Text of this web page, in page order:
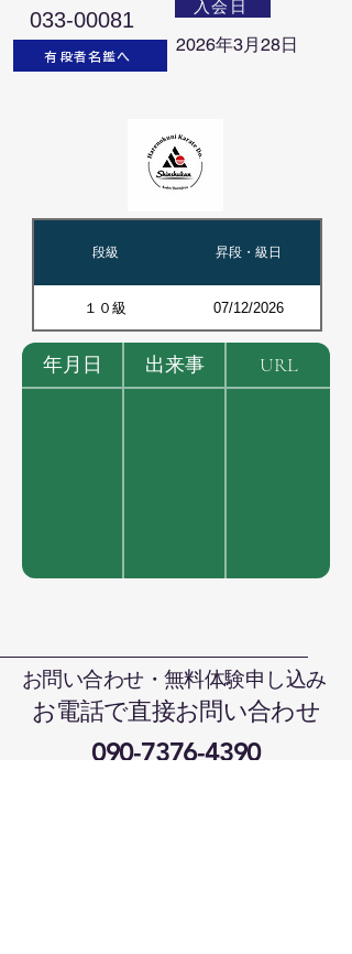
033-00081
有段者名鑑へ
入会日
2026年3月28日
段級 昇段・級日
１０級 07/12/2026
年月日 出来事 URL
お問い合わせ・無料体験申し込み
お電話で直接お問い合わせ
090-7376-4390